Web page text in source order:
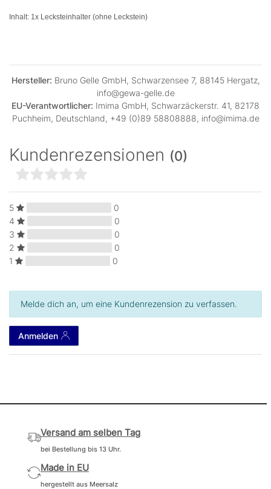
Inhalt: 1x Lecksteinhalter (ohne Leckstein)
Hersteller: Bruno Gelle GmbH, Schwarzensee 7, 88145 Hergatz,
info@gewa-gelle.de
EU-Verantwortlicher: Imima GmbH, Schwarzäckerstr. 41, 82178
Puchheim, Deutschland, +49 (0)89 58808888, info@imima.de
Kundenrezensionen (0)
5
0
4
0
3
0
2
0
1
0
Melde dich an, um eine Kundenrezension zu verfassen.
Anmelden
Versand am selben Tag
bei Bestellung bis 13 Uhr.
Made in EU
hergestellt aus Meersalz